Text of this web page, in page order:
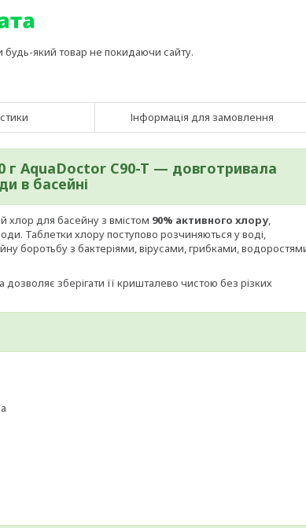
будь-який товар не покидаючи сайту.
Інформація для замовлення
г AquaDoctor C90-T — довготривала
в басейні
хлор для басейну з вмістом 90% активного хлору,
Таблетки хлору поступово розчиняються у воді,
боротьбу з бактеріями, вірусами, грибками,
зберігати її кришталево чистою без різких